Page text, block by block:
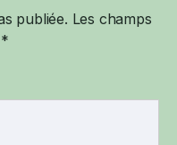
publiée. Les champs
*